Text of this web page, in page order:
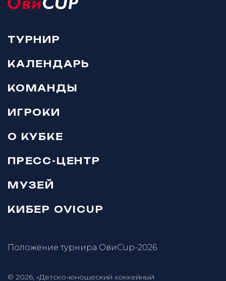
ТУРНИР
КАЛЕНДАРЬ
КОМАНДЫ
ИГРОКИ
О КУБКЕ
ПРЕСС-ЦЕНТР
МУЗЕЙ
КИБЕР OVICUP
Положение турнира ОвиCup-2026
© 2026, «Детско-юношеский хоккейный